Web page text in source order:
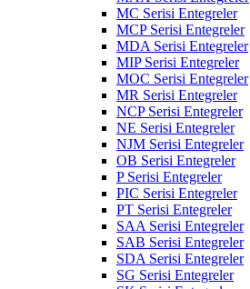
MC Serisi Entegreler
MCP Serisi Entegreler
MDA Serisi Entegreler
MIP Serisi Entegreler
MOC Serisi Entegreler
MR Serisi Entegreler
NCP Serisi Entegreler
NE Serisi Entegreler
NJM Serisi Entegreler
OB Serisi Entegreler
P Serisi Entegreler
PIC Serisi Entegreler
PT Serisi Entegreler
SAA Serisi Entegreler
SAB Serisi Entegreler
SDA Serisi Entegreler
SG Serisi Entegreler